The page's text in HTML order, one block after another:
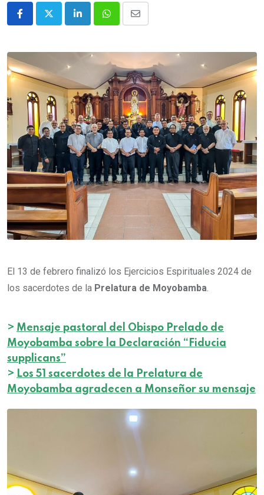
El 13 de febrero finalizó los Ejercicios Espirituales 2024 de
los sacerdotes de la Prelatura de Moyobamba.
> Mensaje pastoral del Obispo Prelado de
Moyobamba sobre la Declaración “Fiducia
supplicans”
> Los 51 sacerdotes de la Prelatura de
Moyobamba agradecen a Monseñor su mensaje